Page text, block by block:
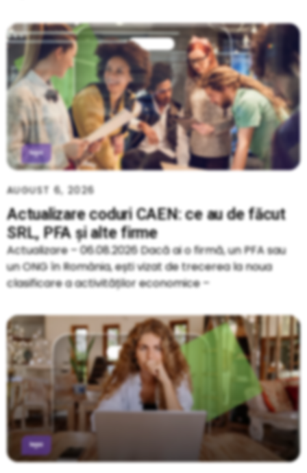
Actualizare coduri CAEN: ce au de făcut
SRL, PFA și alte firme
AUGUST 6, 2026
Actualizare – 06.08.2026 Dacă ai o firmă, un PFA sau
un ONG în România, ești vizat de trecerea la noua
clasificare a activităților economice –